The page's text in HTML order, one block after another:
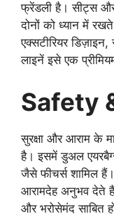
फ्रेंडली है। सीट्स और
दोनों को ध्यान में
एक्सटीरियर
लाइनें इसे एक
Safety
सुरक्षा और आराम के
है। इसमें डुअल
जैसे फीचर्स शामिल
आरामदेह अनुभव देते
और भरोसेमंद साबित